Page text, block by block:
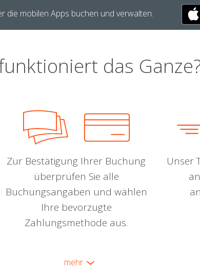
die mobilen Apps buchen und verwalten.
das
Zur Bestätigung Ihrer Buchung
überprüfen Sie alle
Buchungsangaben und wählen
Ihre bevorzugte
Zahlungsmethode aus.
Unser
mehr